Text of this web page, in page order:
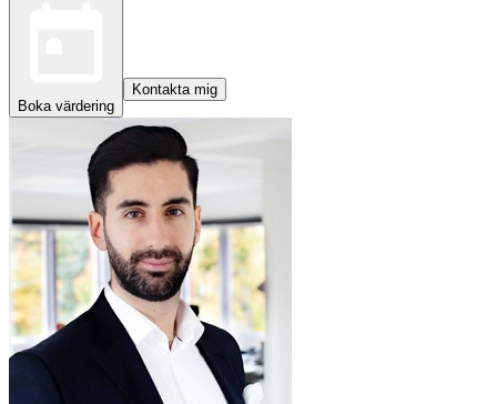
Boka värdering
Kontakta mig